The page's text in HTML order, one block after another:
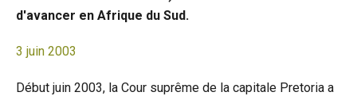
d'avancer en Afrique du Sud.
3 juin 2003
Début juin 2003, la Cour suprême de la capitale Pretoria a